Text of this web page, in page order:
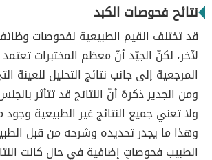
نتائح فحوصات الكبد
قد تختلف القيم الطبيعية لفحوصات
لآخر، لكنّ الجيّد أنّ معظم المختبرات
المرجعية إلى جانب نتائج التحليل للعينة
ومن الجدير ذكرهُ أنّ النتائج قد تتأثر
ولا تعني جميع النتائج غير الطبيعية
وهذا ما يجدر تحديده وشرحه من قبل
الطبيب فحوصاتٍ إضافية في حال كانت